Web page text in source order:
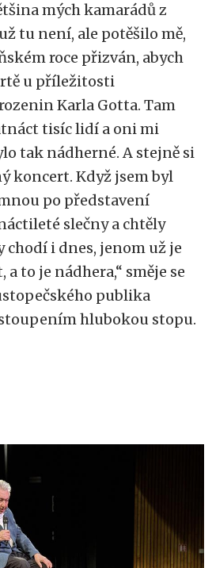
mých kamarádů z
tu není, ale potěšilo mě,
roce přizván, abych
u příležitosti
Karla Gotta. Tam
tisíc lidí a oni mi
tak nádherné. A stejně si
koncert. Když jsem byl
po představení
slečny a chtěly
chodí i dnes, jenom už je
to je nádhera,“ směje se
publika
hlubokou stopu.